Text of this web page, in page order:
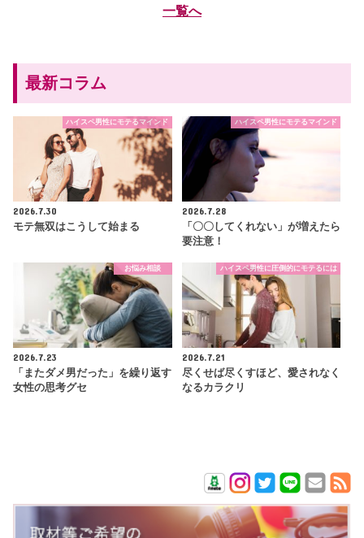
一覧へ
最新コラム
ハイスペ男性にモテるマインド
2026.7.30
モテ無双はこうして始まる
ハイスペ男性にモテるマインド
2026.7.28
「〇〇してくれない」が増えたら
要注意！
お悩み相談
2026.7.23
「またダメ男だった」を繰り返す
女性の思考グセ
ハイスペ男性に圧倒的にモテるには
2026.7.21
尽くせば尽くすほど、愛されなく
なるカラクリ